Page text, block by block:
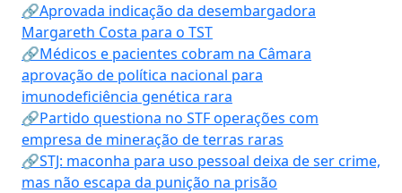
🔗Aprovada indicação da desembargadora
Margareth Costa para o TST
🔗Médicos e pacientes cobram na Câmara
aprovação de política nacional para
imunodeficiência genética rara
🔗Partido questiona no STF operações com
empresa de mineração de terras raras
🔗STJ: maconha para uso pessoal deixa de ser crime,
mas não escapa da punição na prisão